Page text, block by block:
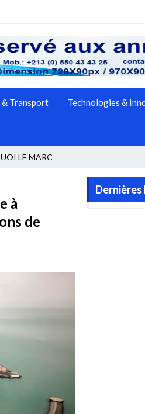
Transport Technologies &
LE MARCHE PETROL _
à
de